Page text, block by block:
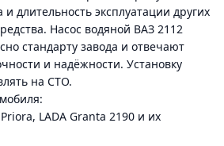
длительность эксплуатации других
Насос водяной ВАЗ 2112
стандарту завода и отвечают
и надёжности. Установку
на СТО.
LADA Granta 2190 и их